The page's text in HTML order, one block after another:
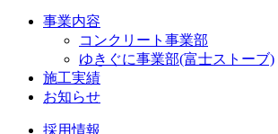
事業内容
コンクリート事業部
ゆきぐに事業部(富士ストーブ)
施工実績
お知らせ
採用情報